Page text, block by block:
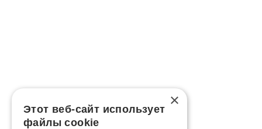
×
Этот веб-сайт использует
файлы cookie